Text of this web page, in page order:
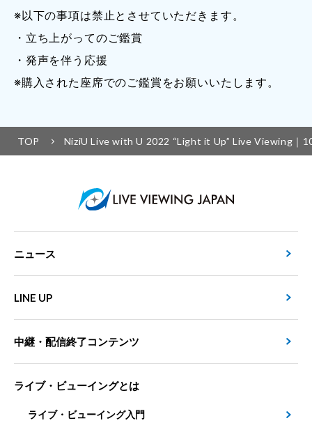
※以下の事項は禁止とさせていただきます。
・立ち上がってのご鑑賞
・発声を伴う応援
※購入された座席でのご鑑賞をお願いいたします。
TOP NiziU Live with U 2022 “Light it Up” Live Viewing｜
ニュース
LINE UP
中継・配信終了コンテンツ
ライブ・ビューイングとは
ライブ・ビューイング入門